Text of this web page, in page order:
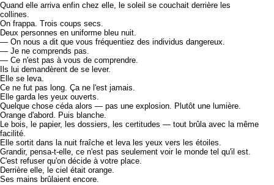
Quand elle arriva enfin chez elle, le soleil se couchait derrière les
collines.
On frappa. Trois coups secs.
Deux personnes en uniforme bleu nuit.
— On nous a dit que vous fréquentiez des individus dangereux.
— Je ne comprends pas.
— Ce n'est pas à vous de comprendre.
Ils lui demandèrent de se lever.
Elle se leva.
Ce ne fut pas long. Ça ne l'est jamais.
Elle garda les yeux ouverts.
Quelque chose céda alors — pas une explosion. Plutôt une lumière.
Orange d'abord. Puis blanche.
Le bois, le papier, les dossiers, les certitudes — tout brûla avec la même
facilité.
Elle sortit dans la nuit fraîche et leva les yeux vers les étoiles.
Grandir, pensa-t-elle, ce n'est pas seulement voir le monde tel qu'il est.
C'est refuser qu'on décide à votre place.
Derrière elle, le ciel était orange.
Ses mains brûlaient encore.